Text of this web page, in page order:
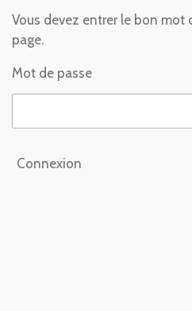
Vous devez entrer le bon mot
page.
Mot de passe
Connexion